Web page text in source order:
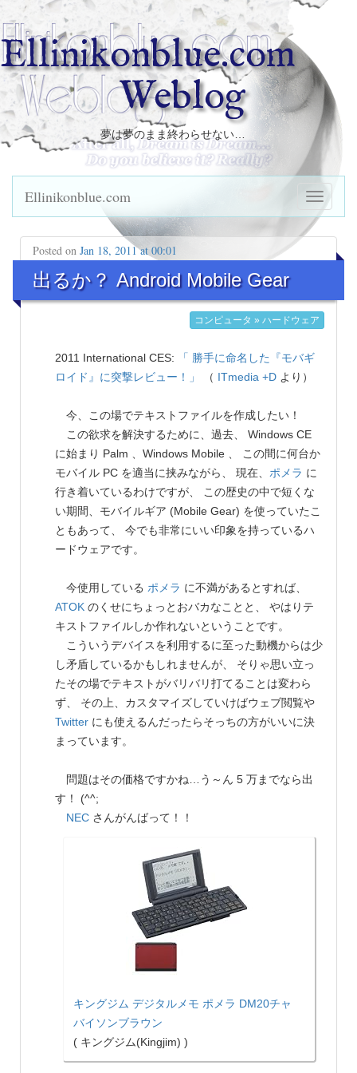
Ellinikonblue.com
Weblog
夢は夢のまま終わらせない…
Ellinikonblue.com
Posted on Jan 18, 2011 at 00:01
出るか？ Android Mobile Gear
コンピュータ » ハードウェア
2011 International CES:
「 勝手に命名した『モバギ
ロイド』に突撃レビュー！」
（ ITmedia +D より）
今、この場でテキストファイルを作成したい！
この欲求を解決するために、過去、 Windows CE
に始まり Palm 、Windows Mobile 、 この間に何台か
モバイル PC を適当に挟みながら、 現在、 ポメラ に
行き着いているわけですが、 この歴史の中で短くな
い期間、モバイルギア (Mobile Gear) を使っていたこ
ともあって、 今でも非常にいい印象を持っているハ
ードウェアです。
今使用している ポメラ に不満があるとすれば、
ATOK のくせにちょっとおバカなことと、 やはりテ
キストファイルしか作れないということです。
こういうデバイスを利用するに至った動機からは少
し矛盾しているかもしれませんが、 そりゃ思い立っ
たその場でテキストがバリバリ打てることは変わら
ず、 その上、カスタマイズしていけばウェブ閲覧や
Twitter にも使えるんだったらそっちの方がいいに決
まっています。
問題はその価格ですかね…う～ん 5 万までなら出
す！ (^^;
NEC さんがんばって！！
キングジム デジタルメモ ポメラ DM20チャ
バイソンブラウン
( キングジム(Kingjim) )